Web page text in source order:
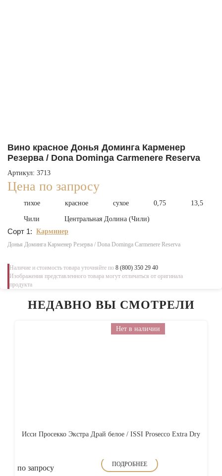
Вино красное Донья Доминга Карменер
Резерва / Dona Dominga Carmenere Reserva
Артикул: 3713
Цена по запросу
тихое красное сухое 0,75 13,5
Чили Центральная Долина (Чили)
Сорт 1: Карминер
Донья Доминга Карменер Резерва / Dona Dominga Carmenere Reserva
Наличие и стоимость товара уточняйте по 8 (800) 350 29 40
Изображения представленного товара могут отличаться от оригинала
продукта
НЕДАВНО ВЫ СМОТРЕЛИ
Нет в наличии
Исси Просекко Экстра Драй белое / ISSI Prosecco Extra Dry
по запросу ПОДРОБНЕЕ